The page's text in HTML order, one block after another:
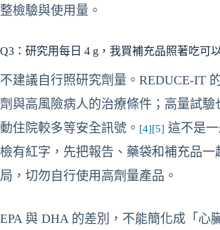
整檢驗與使用量。
Q3：研究用每日 4 g，我買補充品照著吃可
不建議自行照研究劑量。REDUCE-IT
劑與高風險病人的治療條件；高量試驗
動住院較多等安全訊號。 [4][5] 這不是
檢有紅字，先把報告、藥袋和補充品一
局，切勿自行使用高劑量產品。
EPA 與 DHA 的差別，不能簡化成「心